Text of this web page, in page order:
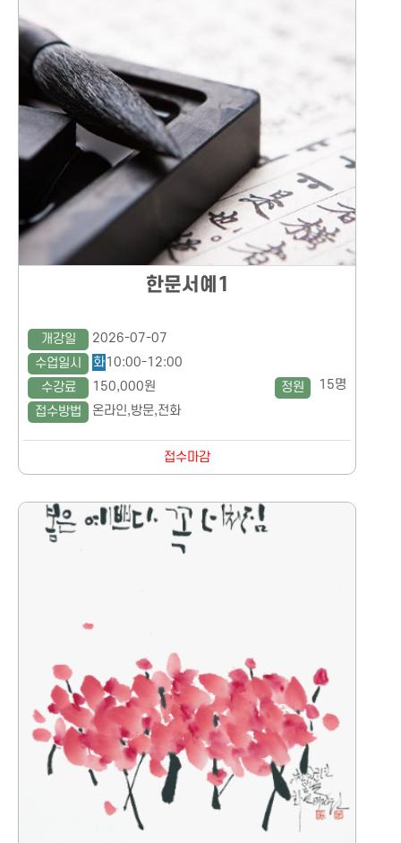
접수마감
한문서예1
개강일
2026-07-07
수업일시
화10:00-12:00
수강료
150,000원 정원
15명
접수방법
온라인,방문,전화